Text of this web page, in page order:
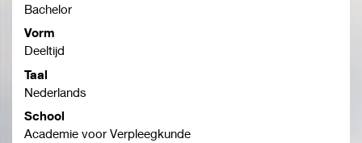
Bachelor
Vorm
Deeltijd
Taal
Nederlands
School
Academie voor Verpleegkunde